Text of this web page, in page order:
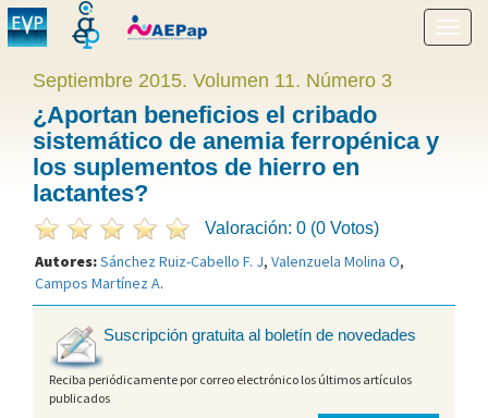
menú
Septiembre 2015. Volumen 11. Número 3
¿Aportan beneficios el cribado
sistemático de anemia ferropénica y
los suplementos de hierro en
lactantes?
Valoración: 0 (0 Votos)
Autores:Sánchez Ruiz-Cabello F. J, Valenzuela Molina O,
Campos Martínez A.
Suscripción gratuita al boletín de novedades
Reciba periódicamente por correo electrónico los últimos artículos
publicados